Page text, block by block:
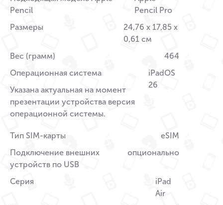
Pencil
Pencil Pro
Размеры
24,76 x 17,85 x
0,61 см
Вес (грамм)
464
Операционная система
Указана актуальная на момент
презентации устройства версия
операционной системы.
iPadOS
26
Тип SIM-карты
eSIM
Подключение внешних
устройств по USB
опционально
Серия
iPad
Air